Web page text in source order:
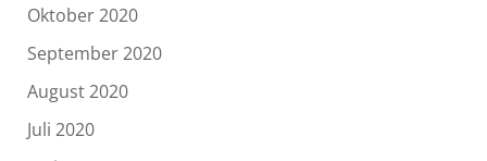
Oktober 2020
September 2020
August 2020
Juli 2020